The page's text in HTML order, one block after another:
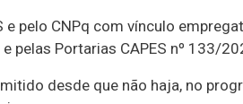
pelo CNPq com vínculo
pelas Portarias CAPES nº 133/
desde que não haja, no